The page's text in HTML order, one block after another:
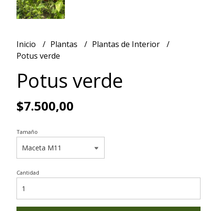
Inicio Plantas
Plantas de Interior
Potus verde
Potus verde
$7.500,00
Tamaño
Cantidad